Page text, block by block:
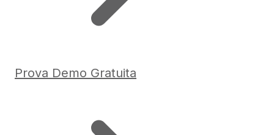
Prova Demo Gratuita